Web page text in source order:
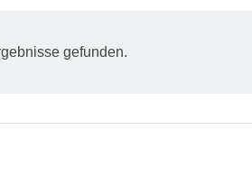
gefunden.